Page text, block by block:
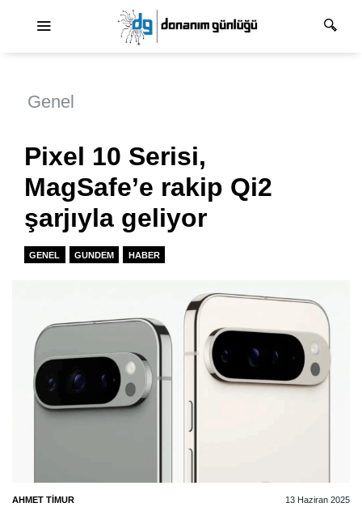
Genel
Pixel 10 Serisi,
MagSafe’e rakip Qi2
şarjıyla geliyor
GENEL GUNDEM HABER
AHMET TIMUR 13 Haziran 2025